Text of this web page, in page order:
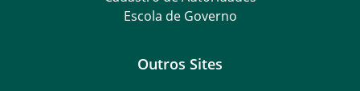
Escola de Governo
Outros Sites